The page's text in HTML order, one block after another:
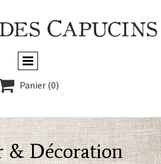
Panier (0)
& Décoration